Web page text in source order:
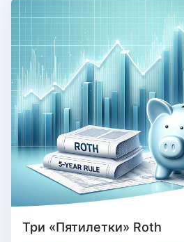
Три «Пятилетки» Roth